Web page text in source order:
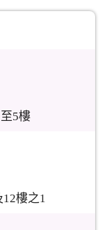
5樓
樓之1